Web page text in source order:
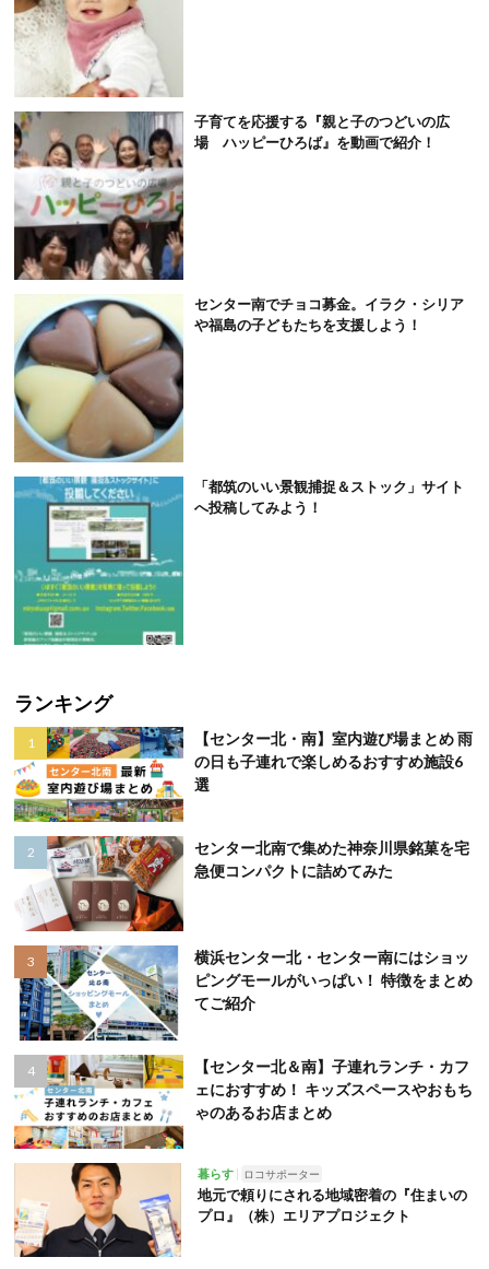
子育てを応援する『親と子のつどいの広
場 ハッピーひろば』を動画で紹介！
センター南でチョコ募金。イラク・シリア
や福島の子どもたちを支援しよう！
「都筑のいい景観捕捉＆ストック」サイト
へ投稿してみよう！
ランキング
【センター北・南】室内遊び場まとめ 雨
の日も子連れで楽しめるおすすめ施設6
選
センター北南で集めた神奈川県銘菓を宅
急便コンパクトに詰めてみた
横浜センター北・センター南にはショッ
ピングモールがいっぱい！ 特徴をまとめ
てご紹介
【センター北＆南】子連れランチ・カフ
ェにおすすめ！ キッズスペースやおもち
ゃのあるお店まとめ
暮らす ロコサポーター
地元で頼りにされる地域密着の『住まいの
プロ』（株）エリアプロジェクト